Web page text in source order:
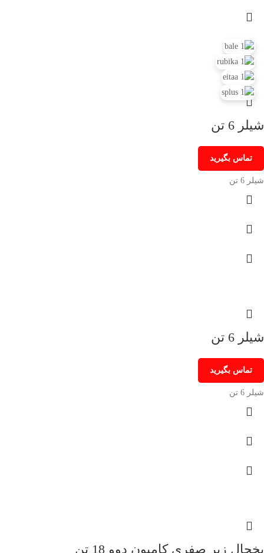
شیلر 6 تن
تماس بگیرید
شیلر 6 تن
شیلر 6 تن
تماس بگیرید
شیلر 6 تن
یخچال زیر صفری کامیون دوو 18 تن